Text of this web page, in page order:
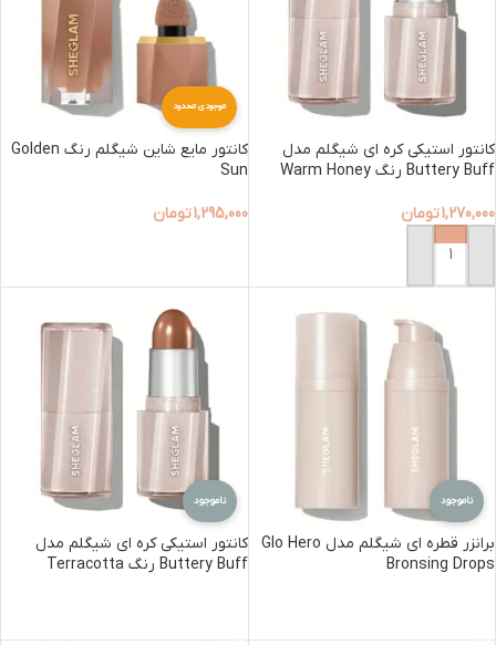
کانتور استیکی کره ای شیگلم مدل
Buttery Buff رنگ Warm Honey
1,270,000تومان
افزودن به سبد خرید
موجودی محدود
کانتور مایع شاین شیگلم رنگ Golden
Sun
1,295,000تومان
ناموجود
برانزر قطره ای شیگلم مدل Glo Hero
Bronsing Drops
ناموجود
کانتور استیکی کره ای شیگلم مدل
Buttery Buff رنگ Terracotta